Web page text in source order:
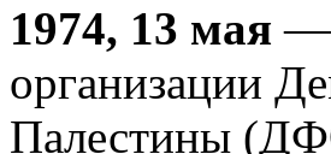
1974, 13 мая —
организации
Палестины